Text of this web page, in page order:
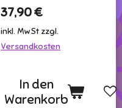
37,90 €
inkl. MwSt zzgl.
Versandkosten
In den
Warenkorb